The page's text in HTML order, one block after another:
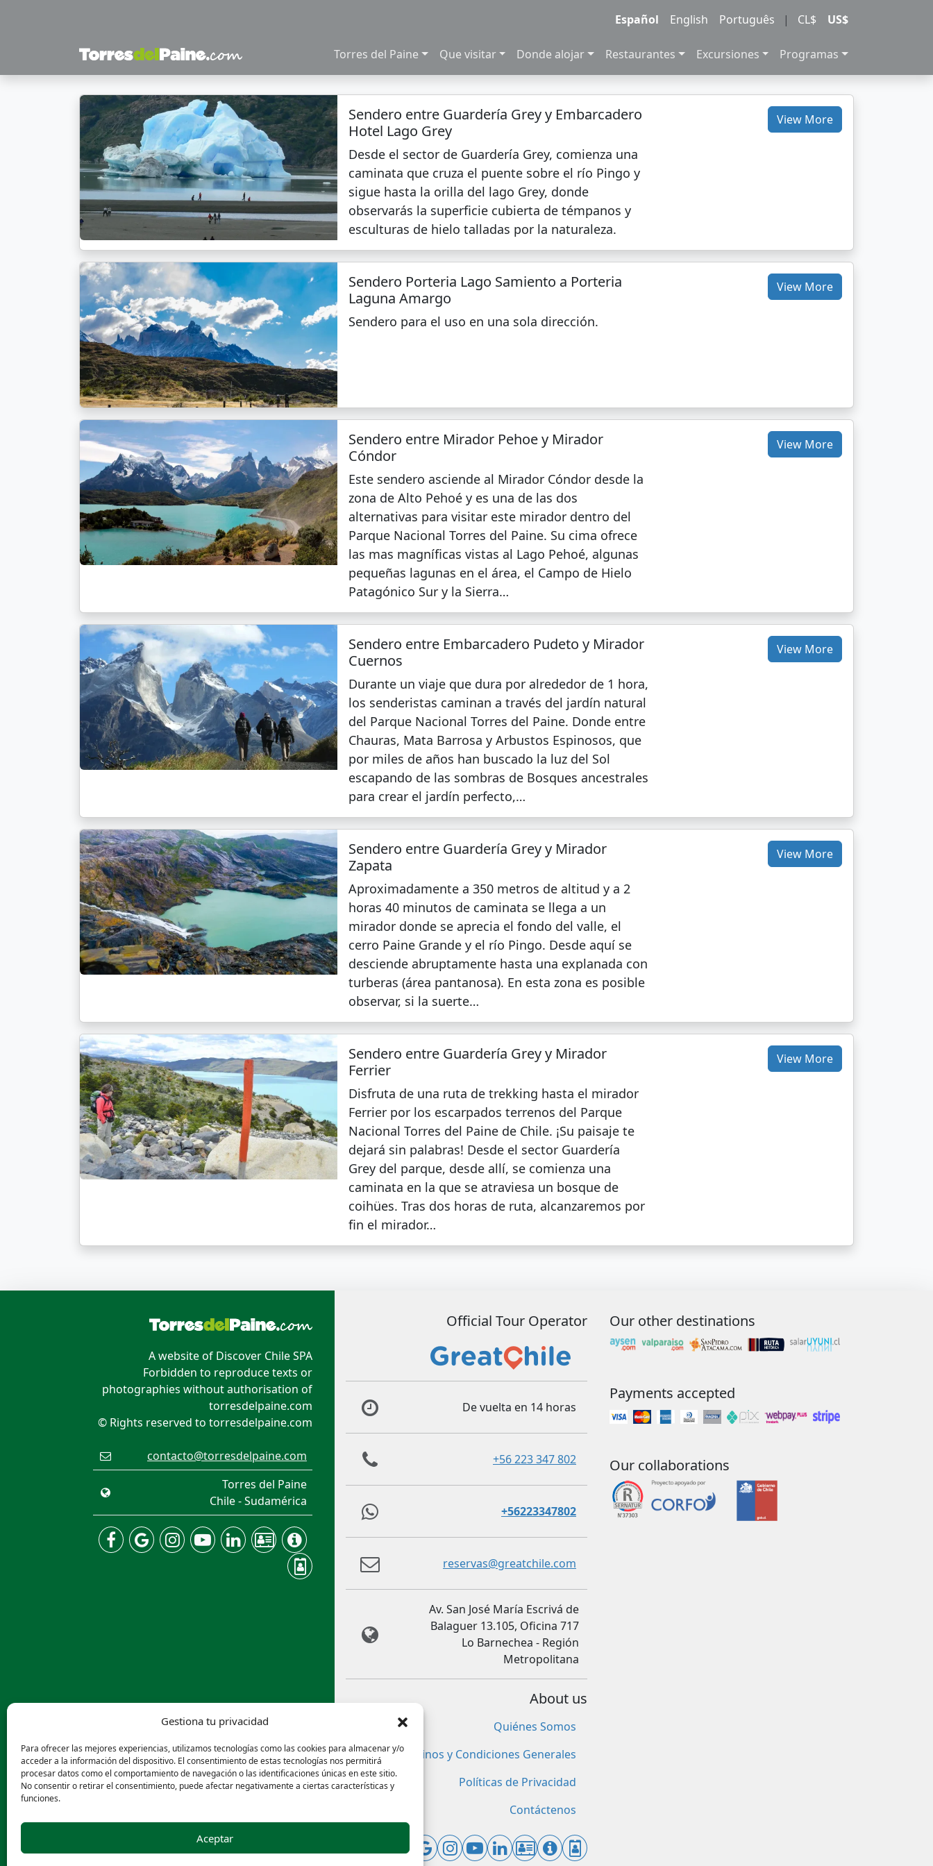
Gestiona tu privacidad
Para ofrecer las mejores experiencias, utilizamos tecnologías como las cookies para almacenar y/o
acceder a la información del dispositivo. El consentimiento de estas tecnologías nos permitirá
procesar datos como el comportamiento de navegación o las identificaciones únicas en este sitio.
No consentir o retirar el consentimiento, puede afectar negativamente a ciertas características y
funciones.
Aceptar
Español English Português | CL$ US$
Torres del Paine Que visitar Donde alojar Restaurantes Excursiones Programas
Sendero entre Guardería Grey y Embarcadero
Hotel Lago Grey
Desde el sector de Guardería Grey, comienza una
caminata que cruza el puente sobre el río Pingo y
sigue hasta la orilla del lago Grey, donde
observarás la superficie cubierta de témpanos y
esculturas de hielo talladas por la naturaleza.
View More
Sendero Porteria Lago Samiento a Porteria
Laguna Amargo
Sendero para el uso en una sola dirección.
View More
Sendero entre Mirador Pehoe y Mirador
Cóndor
Este sendero asciende al Mirador Cóndor desde la
zona de Alto Pehoé y es una de las dos
alternativas para visitar este mirador dentro del
Parque Nacional Torres del Paine. Su cima ofrece
las mas magníficas vistas al Lago Pehoé, algunas
pequeñas lagunas en el área, el Campo de Hielo
Patagónico Sur y la Sierra…
View More
Sendero entre Embarcadero Pudeto y Mirador
Cuernos
Durante un viaje que dura por alrededor de 1 hora,
los senderistas caminan a través del jardín natural
del Parque Nacional Torres del Paine. Donde entre
Chauras, Mata Barrosa y Arbustos Espinosos, que
por miles de años han buscado la luz del Sol
escapando de las sombras de Bosques ancestrales
para crear el jardín perfecto,…
View More
Sendero entre Guardería Grey y Mirador
Zapata
Aproximadamente a 350 metros de altitud y a 2
horas 40 minutos de caminata se llega a un
mirador donde se aprecia el fondo del valle, el
cerro Paine Grande y el río Pingo. Desde aquí se
desciende abruptamente hasta una explanada con
turberas (área pantanosa). En esta zona es posible
observar, si la suerte…
View More
Sendero entre Guardería Grey y Mirador
Ferrier
Disfruta de una ruta de trekking hasta el mirador
Ferrier por los escarpados terrenos del Parque
Nacional Torres del Paine de Chile. ¡Su paisaje te
dejará sin palabras! Desde el sector Guardería
Grey del parque, desde allí, se comienza una
caminata en la que se atraviesa un bosque de
coihües. Tras dos horas de ruta, alcanzaremos por
fin el mirador…
View More
A website of Discover Chile SPA
Forbidden to reproduce texts or
photographies without authorisation of
torresdelpaine.com
© Rights reserved to torresdelpaine.com
contacto@torresdelpaine.com
Torres del Paine
Chile - Sudamérica
Official Tour Operator
De vuelta en 14 horas
+56 223 347 802
+56223347802
reservas@greatchile.com
Av. San José María Escrivá de
Balaguer 13.105, Oficina 717
Lo Barnechea - Región
Metropolitana
About us
Quiénes Somos
Términos y Condiciones Generales
Políticas de Privacidad
Contáctenos
Our other destinations
Payments accepted
Our collaborations